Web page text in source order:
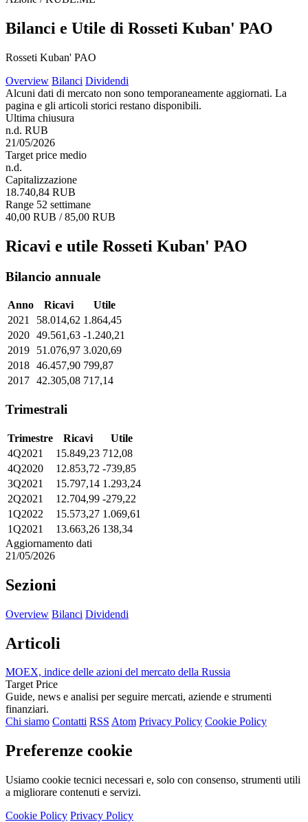
Bilanci e Utile di Rosseti Kuban' PAO
Rosseti Kuban' PAO
Overview Bilanci Dividendi
Alcuni dati di mercato non sono temporaneamente aggiornati. La
pagina e gli articoli storici restano disponibili.
Ultima chiusura
n.d. RUB
21/05/2026
Target price medio
n.d.
Capitalizzazione
18.740,84 RUB
Range 52 settimane
40,00 RUB / 85,00 RUB
Ricavi e utile Rosseti Kuban' PAO
Bilancio annuale
Anno Ricavi
Utile
2021
58.014,62 1.864,45
2020 49.561,63 -1.240,21
2019
51.076,97 3.020,69
2018 46.457,90 799,87
2017 42.305,08 717,14
Trimestrali
Trimestre Ricavi
Utile
4Q2021
15.849,23 712,08
4Q2020
12.853,72 -739,85
3Q2021
15.797,14 1.293,24
2Q2021
12.704,99 -279,22
1Q2022
15.573,27 1.069,61
1Q2021
13.663,26 138,34
Aggiornamento dati
21/05/2026
Sezioni
Overview Bilanci Dividendi
Articoli
MOEX, indice delle azioni del mercato della Russia
Target Price
Guide, news e analisi per seguire mercati, aziende e strumenti
finanziari.
Chi siamo Contatti RSS Atom Privacy Policy Cookie Policy
Preferenze cookie
Usiamo cookie tecnici necessari e, solo con consenso, strumenti utili
a migliorare contenuti e servizi.
Cookie Policy Privacy Policy